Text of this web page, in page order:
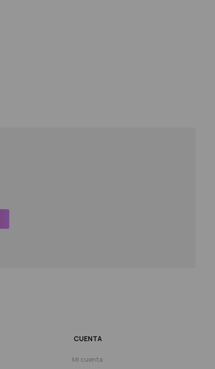
CUENTA
Mi cuenta